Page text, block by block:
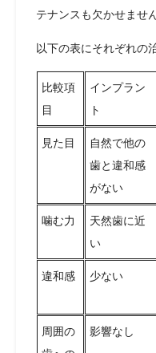
テナンスも欠かせません
以下の表にそれぞれの
比較項
目
インプラン
ト
見た目
自然で他の
歯と違和感
がない
噛む力
天然歯に近
い
違和感 少ない
周囲の
影響なし